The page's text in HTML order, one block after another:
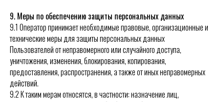
9. Меры по обеспечению защиты персональных данных
9.1 Оператор принимает необходимые правовые, организационные и
технические меры для защиты персональных данных
Пользователей от неправомерного или случайного доступа,
уничтожения, изменения, блокирования, копирования,
предоставления, распространения, а также от иных неправомерных
действий.
9.2 К таким мерам относятся, в частности: назначение лиц,